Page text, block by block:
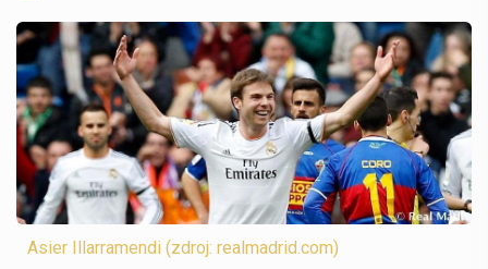
Asier Illarramendi (zdroj: realmadrid.com)